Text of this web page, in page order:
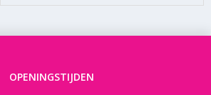
OPENINGSTIJDEN